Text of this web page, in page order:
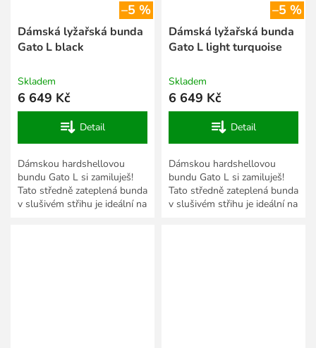
–5 %
Dámská lyžařská bunda
Gato L black
Skladem
6 649 Kč
Detail
Dámskou hardshellovou
bundu Gato L si zamiluješ!
Tato středně zateplená bunda
v slušivém střihu je ideální na
–5 %
Dámská lyžařská bunda
Gato L light turquoise
Skladem
6 649 Kč
Detail
Dámskou hardshellovou
bundu Gato L si zamiluješ!
Tato středně zateplená bunda
v slušivém střihu je ideální na